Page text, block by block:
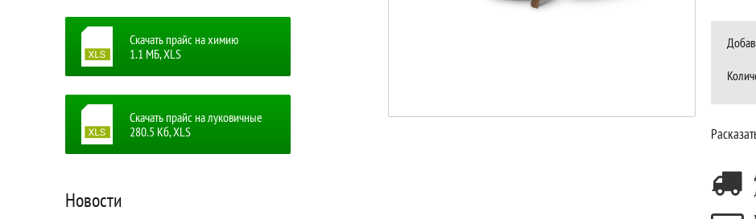
Скачать прайс на химию
1.1 MБ, XLS
Скачать прайс на луковичные
280.5 Кб, XLS
Новости